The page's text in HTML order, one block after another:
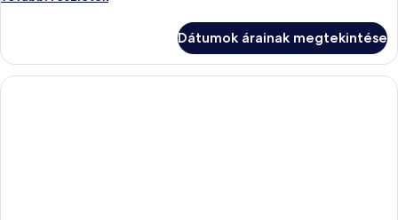
Dátumok árainak megtekintése